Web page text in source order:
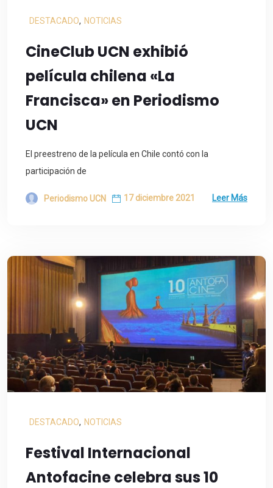
DESTACADO, NOTICIAS
CineClub UCN exhibió
película chilena «La
Francisca» en Periodismo
UCN
El preestreno de la película en Chile contó con la
participación de
Periodismo UCN 17 diciembre 2021 Leer Más
DESTACADO, NOTICIAS
Festival Internacional
Antofacine celebra sus 10